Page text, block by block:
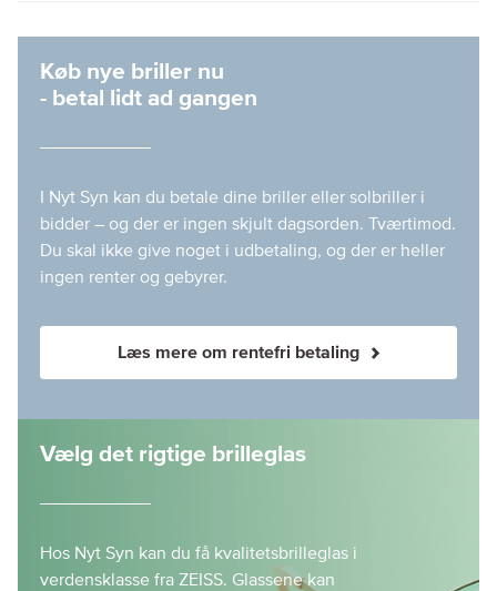
Køb nye briller nu
- betal lidt ad gangen
I Nyt Syn kan du betale dine briller eller solbriller i
bidder – og der er ingen skjult dagsorden. Tværtimod.
Du skal ikke give noget i udbetaling, og der er heller
ingen renter og gebyrer.
Læs mere om rentefri betaling
Vælg det rigtige brilleglas
Hos Nyt Syn kan du få kvalitetsbrilleglas i
verdensklasse fra ZEISS. Glassene kan